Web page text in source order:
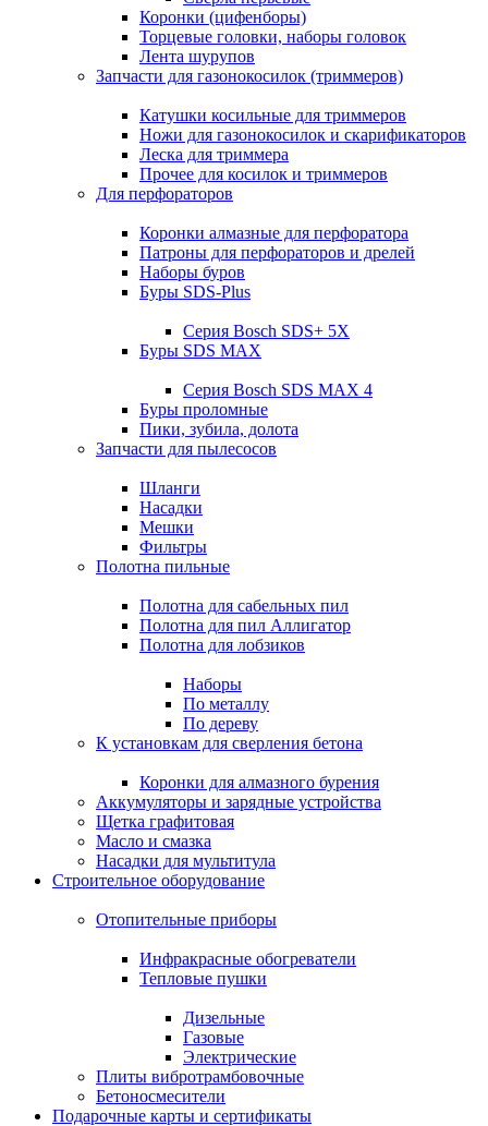
Коронки (цифенборы)
Торцевые головки, наборы головок
Лента шурупов
Запчасти для газонокосилок (триммеров)
Катушки косильные для триммеров
Ножи для газонокосилок и скарификаторов
Леска для триммера
Прочее для косилок и триммеров
Для перфораторов
Коронки алмазные для перфоратора
Патроны для перфораторов и дрелей
Наборы буров
Буры SDS-Plus
Серия Bosch SDS+ 5X
Буры SDS MAX
Серия Bosch SDS MAX 4
Буры проломные
Пики, зубила, долота
Запчасти для пылесосов
Шланги
Насадки
Мешки
Фильтры
Полотна пильные
Полотна для сабельных пил
Полотна для пил Аллигатор
Полотна для лобзиков
Наборы
По металлу
По дереву
К установкам для сверления бетона
Коронки для алмазного бурения
Аккумуляторы и зарядные устройства
Щетка графитовая
Масло и смазка
Насадки для мультитула
Строительное оборудование
Отопительные приборы
Инфракрасные обогреватели
Тепловые пушки
Дизельные
Газовые
Электрические
Плиты вибротрамбовочные
Бетоносмесители
Подарочные карты и сертификаты